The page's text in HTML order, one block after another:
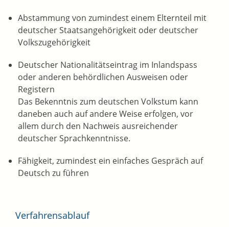
Abstammung von zumindest einem Elternteil mit
deutscher Staatsangehörigkeit oder deutscher
Volkszugehörigkeit
Deutscher Nationalitätseintrag im Inlandspass
oder anderen behördlichen Ausweisen oder
Registern
Das Bekenntnis zum deutschen Volkstum kann
daneben auch auf andere Weise erfolgen, vor
allem durch den Nachweis ausreichender
deutscher Sprachkenntnisse.
Fähigkeit, zumindest ein einfaches Gespräch auf
Deutsch zu führen
Verfahrensablauf